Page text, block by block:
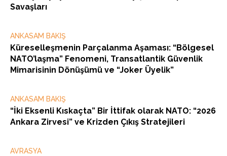
Savaşları
ANKASAM BAKIŞ
Küreselleşmenin Parçalanma Aşaması: “Bölgesel
NATO’laşma” Fenomeni, Transatlantik Güvenlik
Mimarisinin Dönüşümü ve “Joker Üyelik”
ANKASAM BAKIŞ
“İki Eksenli Kıskaçta” Bir İttifak olarak NATO: “2026
Ankara Zirvesi” ve Krizden Çıkış Stratejileri
AVRASYA